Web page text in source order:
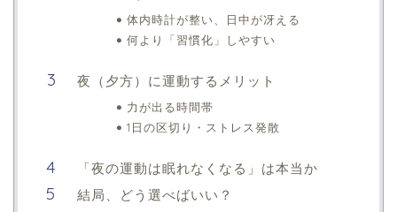
体内時計が整い、日中が冴える
何より「習慣化」しやすい
夜（夕方）に運動するメリット
力が出る時間帯
1日の区切り・ストレス発散
「夜の運動は眠れなくなる」は本当か
結局、どう選べばいい？